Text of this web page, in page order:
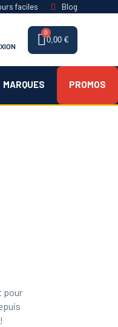
faciles Blog
0,00 €
MARQUES PROMOS
pour